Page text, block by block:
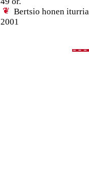
Bertsio honen
2001